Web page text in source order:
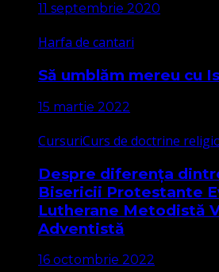
11 septembrie 2020
Harfa de cantari
Să umblăm mereu cu
15 martie 2022
CursuriCurs de doctrine
Despre diferența
Bisericii Protestante
Lutherane Metodistă
Adventistă
16 octombrie 2022